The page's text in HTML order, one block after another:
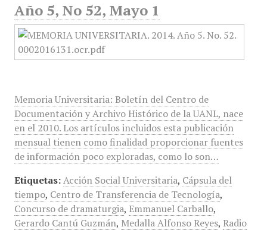
Año 5, No 52, Mayo 1
Memoria Universitaria: Boletín del Centro de
Documentación y Archivo Histórico de la UANL, nace
en el 2010. Los artículos incluidos esta publicación
mensual tienen como finalidad proporcionar fuentes
de información poco exploradas, como lo son…
Etiquetas: Acción Social Universitaria, Cápsula del
tiempo, Centro de Transferencia de Tecnología,
Concurso de dramaturgia, Emmanuel Carballo,
Gerardo Cantú Guzmán, Medalla Alfonso Reyes, Radio